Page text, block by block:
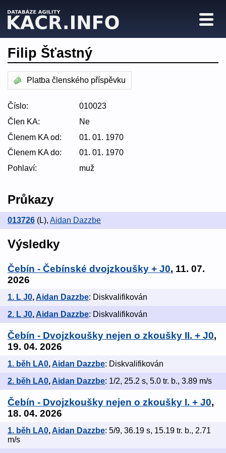
Filip Šťastný
Platba členského příspěvku
Číslo:
010023
Člen KA:
Ne
Členem KA od:
01. 01. 1970
Členem KA do:
01. 01. 1970
Pohlaví:
muž
Průkazy
013726 (L), Aidan Dazzbe
Výsledky
Čebín - Čebínské dvojzkoušky + J0, 11. 07.
2026
1. L J0,Aidan Dazzbe: Diskvalifikován
2. L J0, Aidan Dazzbe: Diskvalifikován
Čebín - Dvojzkoušky nejen o zkoušky II. + J0,
19. 04. 2026
1. běh LA0,Aidan Dazzbe: Diskvalifikován
2. běh LA0, Aidan Dazzbe: 1/2, 25.2 s, 5.0 tr. b., 3.89 m/s
Čebín - Dvojzkoušky nejen o zkoušky I. + J0,
18. 04. 2026
1. běh LA0,Aidan Dazzbe: 5/9, 36.19 s, 15.19 tr. b., 2.71
m/s